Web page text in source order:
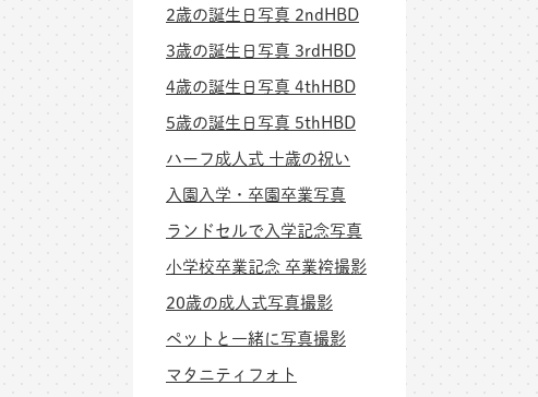
2歳の誕生日写真 2ndHBD
3歳の誕生日写真 3rdHBD
4歳の誕生日写真 4thHBD
5歳の誕生日写真 5thHBD
ハーフ成人式 十歳の祝い
入園入学・卒園卒業写真
ランドセルで入学記念写真
小学校卒業記念 卒業袴撮影
20歳の成人式写真撮影
ペットと一緒に写真撮影
マタニティフォト